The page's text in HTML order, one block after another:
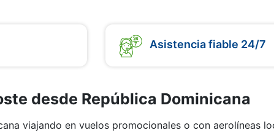
Asistencia fiable 24/7
desde República Dominicana
viajando en vuelos promocionales o con aerolíneas